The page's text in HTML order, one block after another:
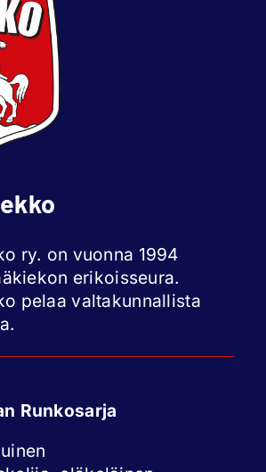
ry. on vuonna 1994
erikoisseura.
pelaa valtakunnallista
Runkosarja